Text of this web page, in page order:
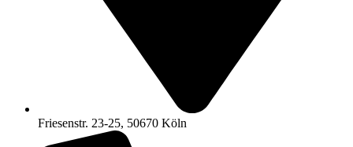
Friesenstr. 23-25, 50670 Köln